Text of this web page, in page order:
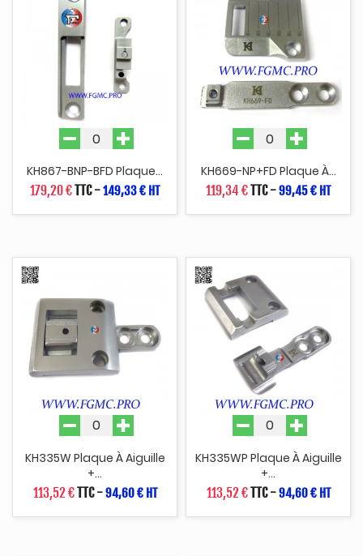
KH867-BNP-BFD Plaque...
179,20 €TTC-149,33 € HT
KH669-NP+FD Plaque À...
119,34 €TTC-99,45 € HT
KH335W Plaque À Aiguille
+...
113,52 €TTC-94,60 € HT
KH335WP Plaque À Aiguille
+...
113,52 €TTC-94,60 € HT